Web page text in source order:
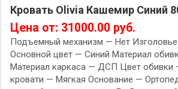
Кровать Olivia Кашемир Синий
Цена от: 31000.00 руб.
Подъемный механизм — Нет
Основной цвет — Синий Материал
Материал каркаса — ДСП Цвет обивки
кровати — Мягкая Основание —